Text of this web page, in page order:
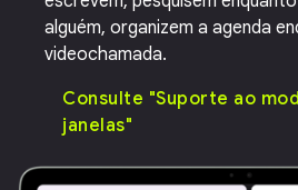
alguém, organizem a agenda
videochamada.
Consulte "Suporte ao
janelas"